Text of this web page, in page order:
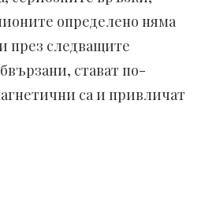
определено няма
през следващите
стават по-
са и привличат